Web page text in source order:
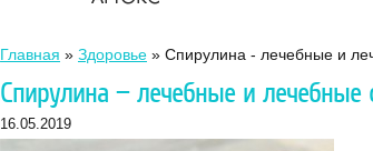
Главная » Здоровье » Спирулина - лечебные и
Спирулина — лечебные и лечебные
16.05.2019